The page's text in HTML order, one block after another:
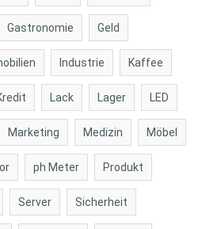
Gastronomie Geld
Industrie Kaffee
Lack Lager LED
Marketing Medizin Möbel
ph Meter Produkt
Server Sicherheit